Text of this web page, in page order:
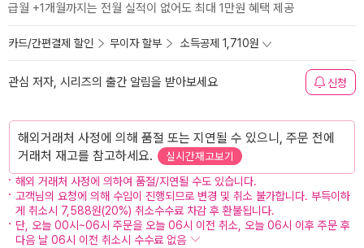
급월 +1개월까지는 전월 실적이 없어도 최대 1만원 혜택 제공
카드/간편결제 할인 무이자 할부 소득공제 1,710원
관심 저자, 시리즈의 출간 알림을 받아보세요 신청
해외거래처 사정에 의해 품절 또는 지연될 수 있으니, 주문 전에
거래처 재고를 참고하세요.
실시간재고보기
해외 거래처 사정에 의하여 품절/지연될 수도 있습니다.
고객님의 요청에 의해 수입이 진행되므로 변경 및 취소 불가합니다. 부득이하
게 취소시 7,588원(20%) 취소수수료 차감 후 환불됩니다.
단, 오늘 00시~06시 주문을 오늘 06시 이전 취소, 오늘 06시 이후 주문 후
다음 날 06시 이전 취소시 수수료 없음